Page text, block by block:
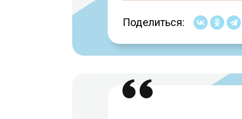
Поделиться: